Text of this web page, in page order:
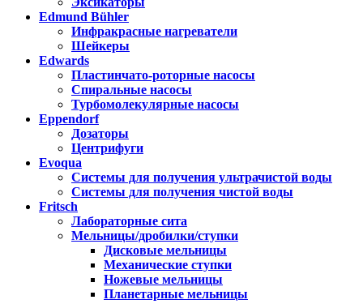
Edmund Bühler
Инфракрасные нагреватели
Шейкеры
Edwards
Пластинчато-роторные насосы
Спиральные насосы
Турбомолекулярные насосы
Eppendorf
Дозаторы
Центрифуги
Evoqua
Системы для получения ультрачистой воды
Системы для получения чистой воды
Fritsch
Лабораторные сита
Мельницы/дробилки/ступки
Дисковые мельницы
Механические ступки
Ножевые мельницы
Планетарные мельницы